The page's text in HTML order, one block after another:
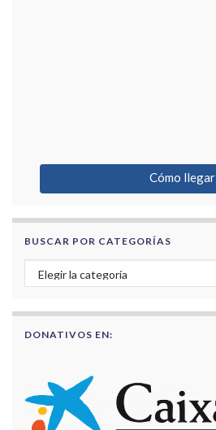
Cómo llegar
BUSCAR POR CATEGORÍAS
Buscar por categorías
DONATIVOS EN: